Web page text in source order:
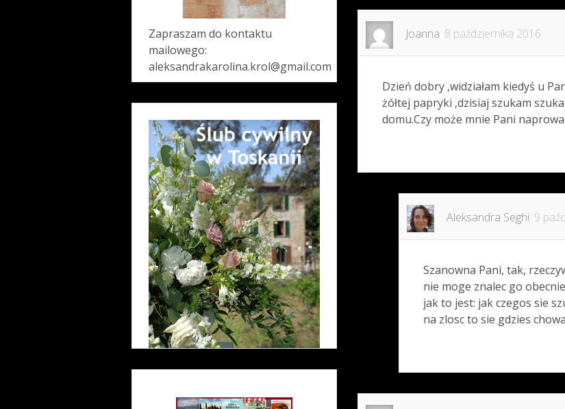
Joanna 8 października 2016
Dzień dobry ,widziałam kiedyś u
żółtej papryki ,dzisiaj szukam
domu.Czy może mnie Pani
Aleksandra Seghi 9
Szanowna Pani, tak,
nie moge znalec go
jak to jest: jak czegos sie
na zlosc to sie gdzies
Zapraszam do kontaktu
mailowego:
aleksandrakarolina.krol@gmail.com